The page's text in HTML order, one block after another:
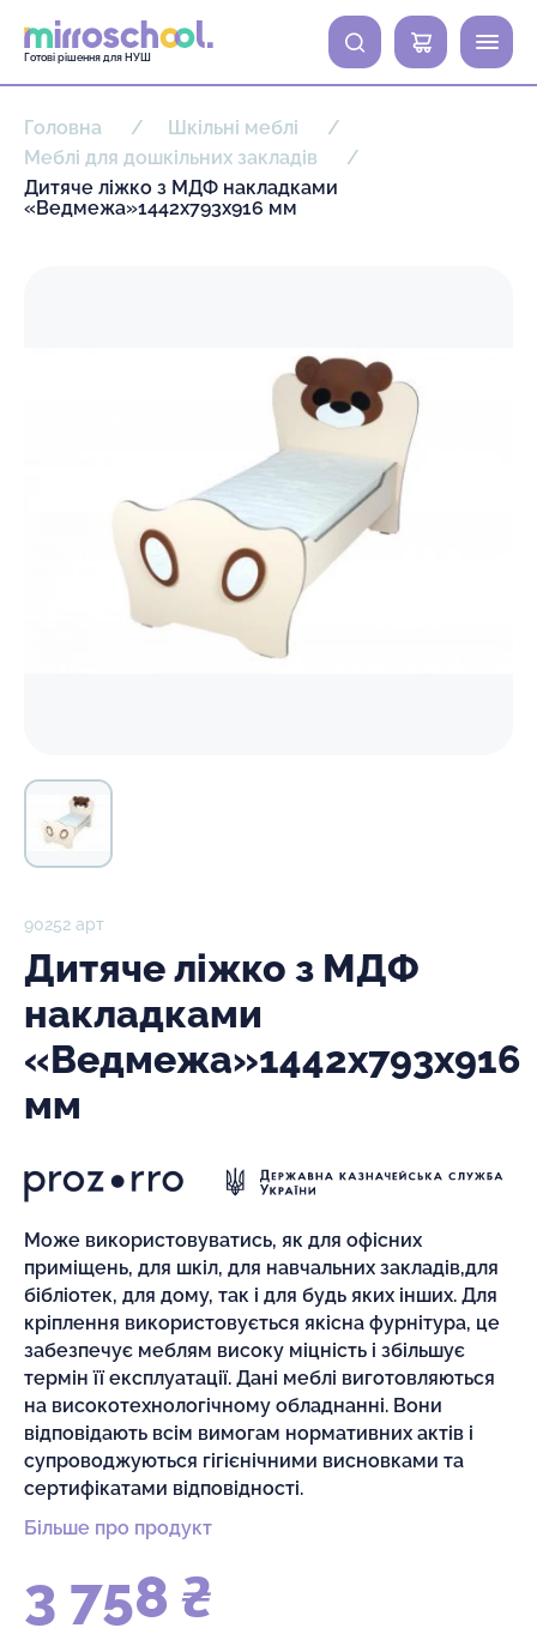
Готові рішення для НУШ
0
Головна
Шкільні меблі
Меблі для дошкільних закладів
Дитяче ліжко з МДФ накладками
«Ведмежа»1442х793х916 мм
90252 арт
Дитяче ліжко з МДФ
накладками
«Ведмежа»1442х793х916
мм
Може використовуватись, як для офісних
приміщень, для шкіл, для навчальних закладів,для
бібліотек, для дому, так і для будь яких інших. Для
кріплення використовується якісна фурнітура, це
забезпечує меблям високу міцність і збільшує
термін її експлуатації. Дані меблі виготовляються
на високотехнологічному обладнанні. Вони
відповідають всім вимогам нормативних актів і
супроводжуються гігієнічними висновками та
сертифікатами відповідності.
Більше про продукт
3 758 ₴